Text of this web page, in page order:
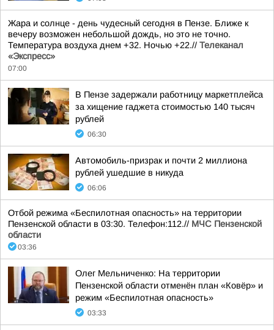
Жара и солнце - день чудесный сегодня в Пензе. Ближе к
вечеру возможен небольшой дождь, но это не точно.
Температура воздуха днем +32. Ночью +22.// Телеканал
«Экспресс»
07:00
В Пензе задержали работницу маркетплейса
за хищение гаджета стоимостью 140 тысяч
рублей
06:30
Автомобиль-призрак и почти 2 миллиона
рублей ушедшие в никуда
06:06
Отбой режима «Беспилотная опасность» на территории
Пензенской области в 03:30. Телефон:112.// МЧС Пензенской
области
03:36
Олег Мельниченко: На территории
Пензенской области отменён план «Ковёр» и
режим «Беспилотная опасность»
03:33